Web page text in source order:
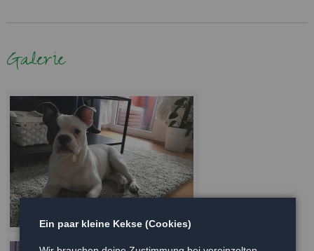
Galerie
Ein paar kleine Kekse (Cookies)